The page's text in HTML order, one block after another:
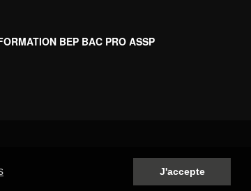
J'accepte
BEP BAC PRO ASSP